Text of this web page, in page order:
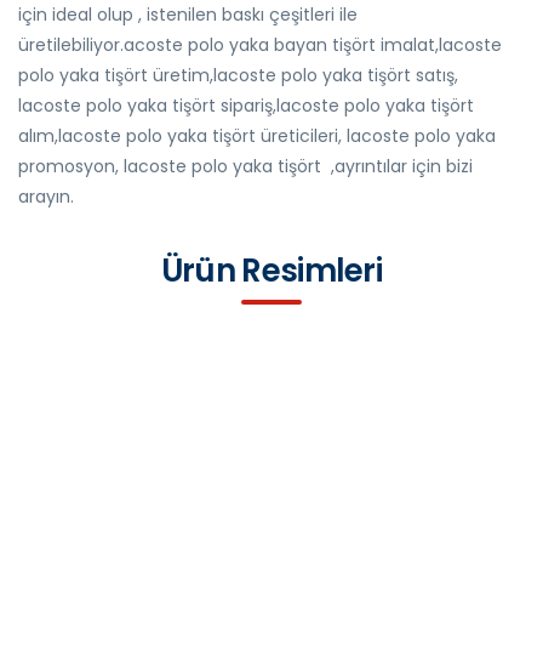
için ideal olup , istenilen baskı çeşitleri ile
üretilebiliyor.acoste polo yaka bayan tişört imalat,lacoste
polo yaka tişört üretim,lacoste polo yaka tişört satış,
lacoste polo yaka tişört sipariş,lacoste polo yaka tişört
alım,lacoste polo yaka tişört üreticileri, lacoste polo yaka
promosyon, lacoste polo yaka tişört ,ayrıntılar için bizi
arayın.
Ürün Resimleri